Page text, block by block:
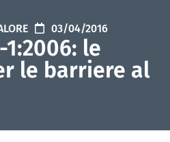
03/04/2016
1:2006: le
le barriere al